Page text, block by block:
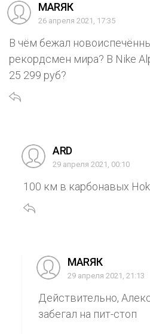
МАRЯК
26 апреля 2021, 17:35
В чём бежал
рекордсмен мира? В Nike
25 299 руб?
ARD
29 апреля 2021, 00:10
100 км в карбонавых
МАRЯК
29 апреля 2021, 21:13
Действительно,
забегал на пит-стоп